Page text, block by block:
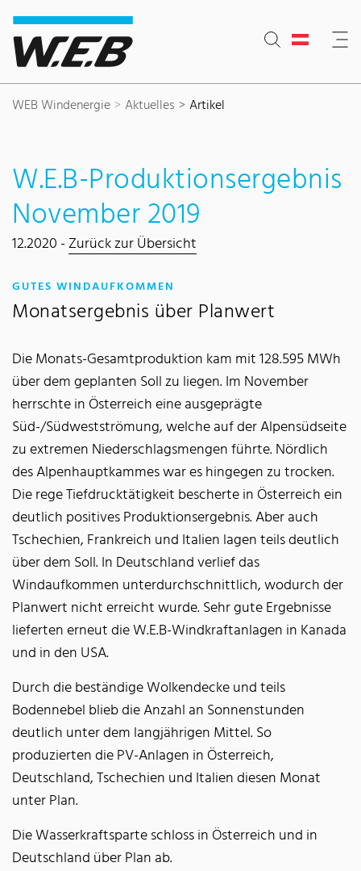
Inhaltsbereich
Suche
Hauptnavigation
Kontakt
Footer
WEB Windenergie Aktuelles Artikel
W.E.B-Produktionsergebnis
November 2019
12.2020 -Zurück zur Übersicht
GUTES WINDAUFKOMMEN
Monatsergebnis über Planwert
Die Monats-Gesamtproduktion kam mit 128.595 MWh
über dem geplanten Soll zu liegen. Im November
herrschte in Österreich eine ausgeprägte
Süd-/Südwestströmung, welche auf der Alpensüdseite
zu extremen Niederschlagsmengen führte. Nördlich
des Alpenhauptkammes war es hingegen zu trocken.
Die rege Tiefdrucktätigkeit bescherte in Österreich ein
deutlich positives Produktionsergebnis. Aber auch
Tschechien, Frankreich und Italien lagen teils deutlich
über dem Soll. In Deutschland verlief das
Windaufkommen unterdurchschnittlich, wodurch der
Planwert nicht erreicht wurde. Sehr gute Ergebnisse
lieferten erneut die W.E.B-Windkraftanlagen in Kanada
und in den USA.
Durch die beständige Wolkendecke und teils
Bodennebel blieb die Anzahl an Sonnenstunden
deutlich unter dem langjährigen Mittel. So
produzierten die PV-Anlagen in Österreich,
Deutschland, Tschechien und Italien diesen Monat
unter Plan.
Die Wasserkraftsparte schloss in Österreich und in
Deutschland über Plan ab.